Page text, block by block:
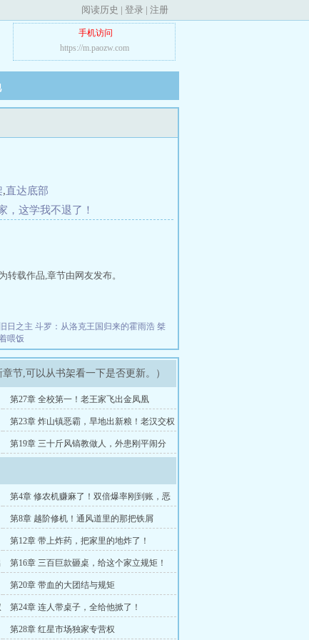
阅读历史 | 登录 | 注册
手机访问
https://m.paozw.com
,直达底部
，这学我不退了！
载作品,章节由网友发布。
日之主 斗罗：从洛克王国归来的霍雨浩 桀
喂饭
节,可以从书架看一下是否更新。）
第27章 全校第一！老王家飞出金凤凰
第23章 炸山镇恶霸，旱地出新粮！老汉交权
了！
第19章 三十斤风镐教做人，外患刚平闹分
第4章 修农机赚麻了！双倍爆率刚到账，恶
霸带人来抢猪？
第8章 越阶修机！通风道里的那把铁屑
第12章 带上炸药，把家里的地炸了！
第16章 三百巨款砸桌，给这个家立规矩！
第20章 带血的大团结与规矩
第24章 连人带桌子，全给他掀了！
第28章 红星市场独家专营权